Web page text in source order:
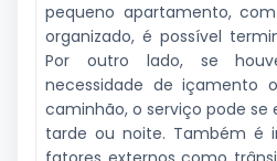
pequeno apartamento,
organizado, é possível
Por outro lado, se
necessidade de içamento
caminhão, o serviço pode se
tarde ou noite. Também é